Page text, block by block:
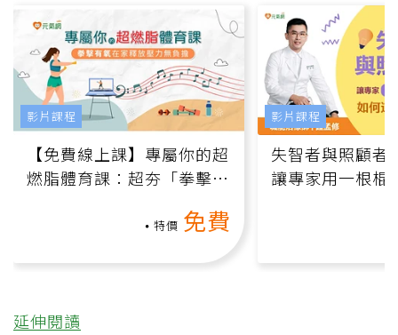
【免費線上課】專屬你的超
燃脂體育課：超夯「拳擊有
特價 免費
影片課程
失智者與照顧者
讓專家用一根棍
影片課程
延伸閱讀